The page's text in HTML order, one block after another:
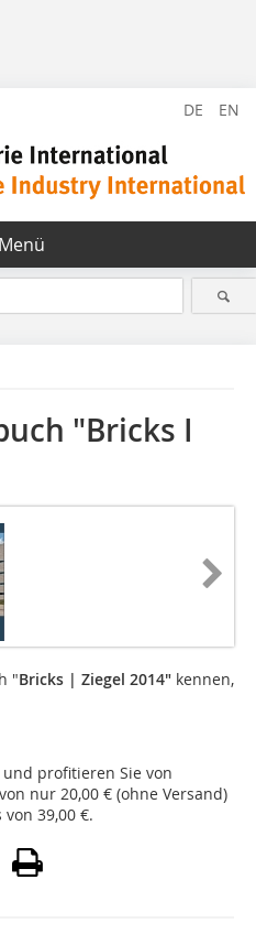
DE EN
Menü
"Bricks I
"Bricks | Ziegel 2014" kennen,
und profitieren Sie von
nur 20,00 € (ohne Versand)
39,00 €.